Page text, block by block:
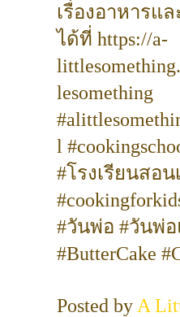
เรื่องอาหารแ
ได้ที่ https://a-
lesomething
l
#โรงเรียนสอ
#วันพ่อ #วันพ่
#ButterCake
Posted by A